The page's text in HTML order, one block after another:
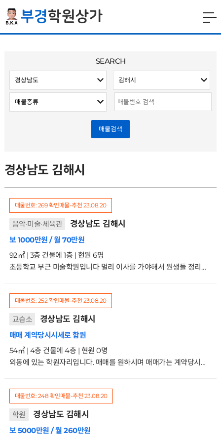
SEARCH
매물검색
경상남도 김해시
매물번호: 269확인매물-추천 23.08.20
음악·미술·체육관 경상남도 김해시
보 1000만원 / 월 70만원
92㎡ | 3층 건물에 1층 | 현원 6명
초등학교 부근 미술학원입니다 멀리 이사를 가야해서 원생들 정리하고 있는 중입니다 위치좋으니 새로 시작하실분 문의주세요 거래형태:임대 종류:일반음식점 사용승인일:2010.7.26입주가능일:혐의 주차:가능방향:주출입구기준남동향 관리비없음1/3층
매물번호: 252 확인매물-추천 23.08.20
교습소 경상남도 김해시
매매 계약당시시세로 함원
54㎡ | 4층 건물에 4층 | 현원 0명
외동에 있는 학원자리입니다. 매매를 원하시며 매매가는 계약당시의 시세로 한다고 합니다. 외동 번화가에 위치하고 유동인구가 많아 학원자리로 좋은 곳입니다. 예전에 음악교습소하던 곳입니다. 거래형태:임대 종류:학원사용승인일:1995.11.23입주가능일:협의 주차:1대가능 방향:주출입구기준동향 관리비13만원4/4층
매물번호: 248 확인매물-추천 23.08.20
학원 경상남도 김해시
보 5000만원 / 월 260만원